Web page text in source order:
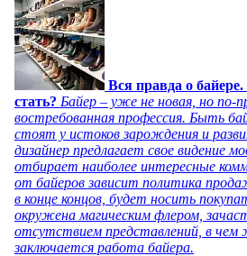
Вся правда о
стать? Байер – уже не новая, но по-
востребованная профессия. Быть
стоят у истоков зарождения и
дизайнер предлагает свое видение
отбирает наиболее интересные
от байеров зависит политика
в конце концов, будет носить
окружена магическим флером,
отсутствием представлений, в чем
заключается работа байера.